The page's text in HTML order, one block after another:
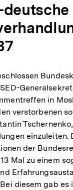
in
verstorbenen
einzuleiten.
der
Mal zu einem
diesem gab es